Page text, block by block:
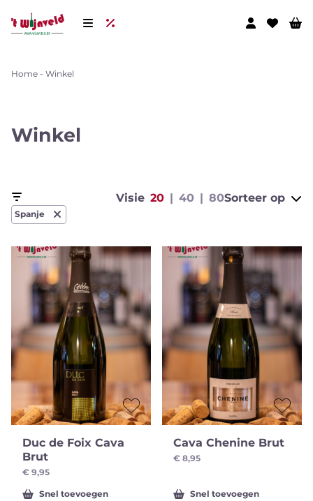
Home - Winkel
Winkel
Spanje
Visie 20 40 80Sorteer op
Duc de Foix Cava
Brut
€ 9,95
Snel toevoegen
Cava Chenine Brut
€ 8,95
Snel toevoegen